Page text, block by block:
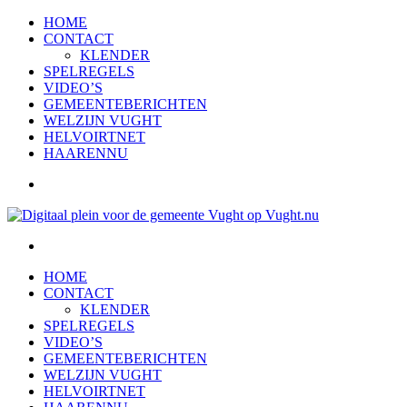
HOME
CONTACT
KLENDER
SPELREGELS
VIDEO’S
GEMEENTEBERICHTEN
WELZIJN VUGHT
HELVOIRTNET
HAARENNU
HOME
CONTACT
KLENDER
SPELREGELS
VIDEO’S
GEMEENTEBERICHTEN
WELZIJN VUGHT
HELVOIRTNET